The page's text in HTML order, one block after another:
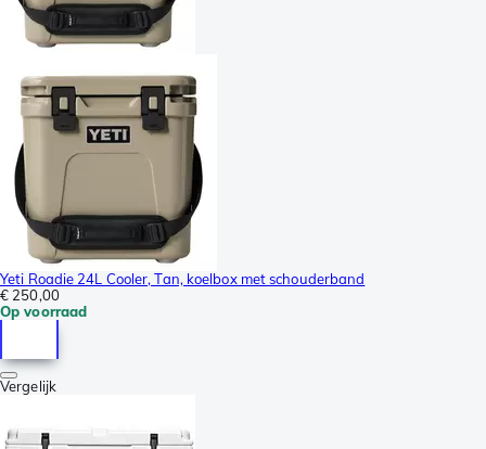
Yeti Roadie 24L Cooler, Tan, koelbox met schouderband
€ 250,00
Op voorraad
Vergelijk